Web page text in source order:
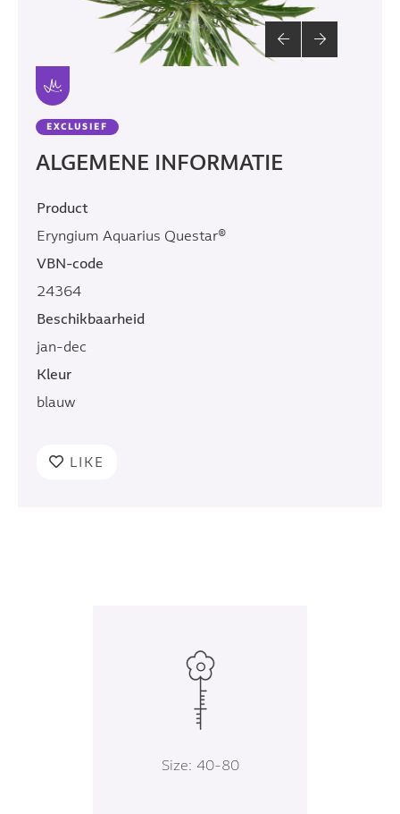
EXCLUSIEF
ALGEMENE INFORMATIE
Product
Eryngium Aquarius Questar®
VBN-code
24364
Beschikbaarheid
jan-dec
Kleur
blauw
LIKE
Size: 40-80